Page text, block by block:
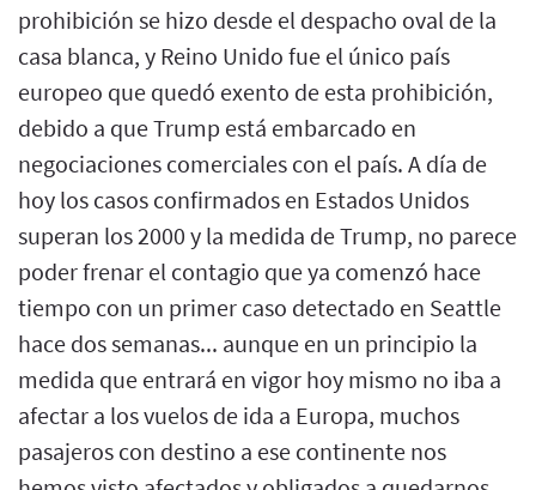
prohibición se hizo desde el despacho oval de la
casa blanca, y Reino Unido fue el único país
europeo que quedó exento de esta prohibición,
debido a que Trump está embarcado en
negociaciones comerciales con el país. A día de
hoy los casos confirmados en Estados Unidos
superan los 2000 y la medida de Trump, no parece
poder frenar el contagio que ya comenzó hace
tiempo con un primer caso detectado en Seattle
hace dos semanas... aunque en un principio la
medida que entrará en vigor hoy mismo no iba a
afectar a los vuelos de ida a Europa, muchos
pasajeros con destino a ese continente nos